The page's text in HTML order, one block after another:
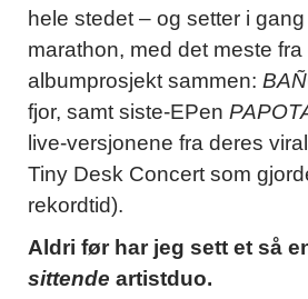
hele stedet – og setter i
marathon, med det meste
albumprosjekt sammen:
fjor, samt siste-EPen
live-versjonene fra deres
Tiny Desk Concert som
rekordtid).
Aldri før har jeg sett et så
sittende artistduo.